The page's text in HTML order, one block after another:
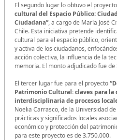
El segundo lugar lo obtuvo el proyecto
cultural del Espacio Público:
Ciudadana”, a cargo de María José
Chile. Esta iniciativa pretende
cultural para el espacio público,
y activa de los ciudadanos,
acción colectiva, la influencia de la
memoria. El monto adjudicado fue de
El tercer lugar fue para el proyecto
Patrimonio Cultural: claves para la
interdisciplinaria de procesos
Noelia Carrasco, de la Universidad
prácticas y significados locales
económico y protección del
para este proyecto es de 3.750.000.